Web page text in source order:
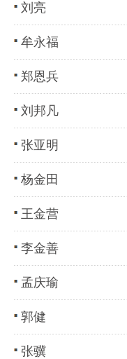
刘亮
牟永福
郑恩兵
刘邦凡
张亚明
杨金田
王金营
李金善
孟庆瑜
郭健
张骥